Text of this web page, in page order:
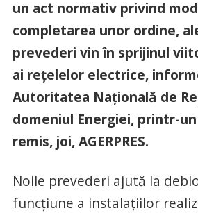
un act normativ privind
completarea unor ordine,
prevederi vin în sprijinul
ai reţelelor electrice,
Autoritatea Naţională de
domeniul Energiei, printr-
remis, joi, AGERPRES.
Noile prevederi ajută la
funcţiune a instalaţiilor